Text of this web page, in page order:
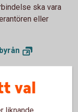
ska vara
eller
via
val
liknande